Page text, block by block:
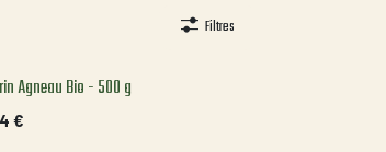
Filtres
Agneau Bio - 500 g
€